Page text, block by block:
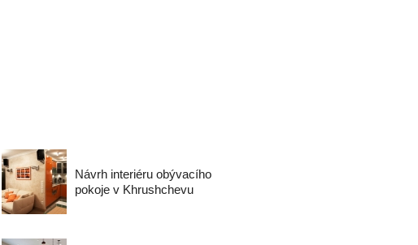
Návrh interiéru obývacího
pokoje v Khrushchevu